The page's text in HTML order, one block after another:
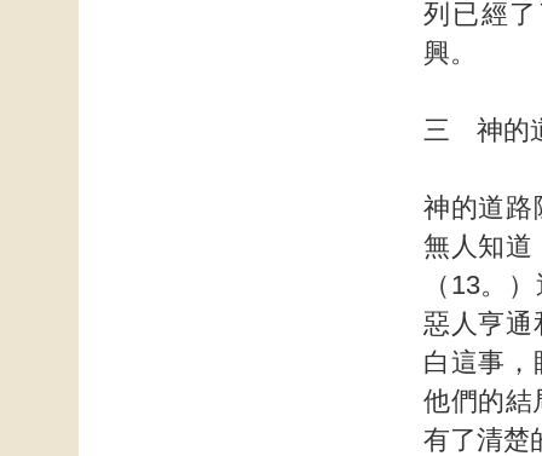
列已經
興。
三 神的
神的道路
無人知道
（13。
惡人亨通
白這事，
他們的結
有了清楚